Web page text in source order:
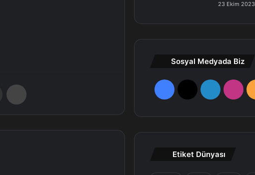
23 Ekim 2023
Sosyal Medyada Biz
F
e
X
L
Etiket Dünyası